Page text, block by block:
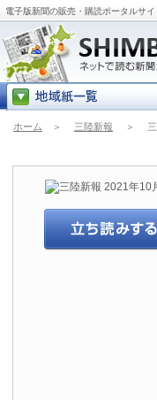
電子版新聞の販売・購読ポータルサ
ホーム ＞ 三陸新報 ＞